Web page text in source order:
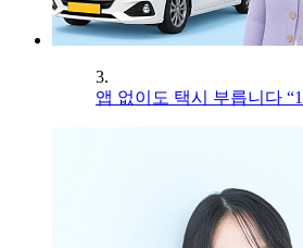
3.
앱 없이도 택시 부릅니다